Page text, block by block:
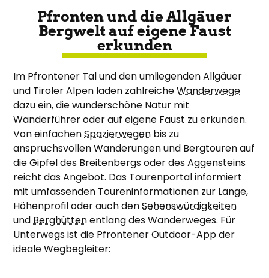
Pfronten und die Allgäuer
Bergwelt auf eigene Faust
erkunden
Im Pfrontener Tal und den umliegenden Allgäuer
und Tiroler Alpen laden zahlreicheWanderwege
dazu ein, die wunderschöne Natur mit
Wanderführer oder auf eigene Faust zu erkunden.
Von einfachenSpazierwegen bis zu
anspruchsvollen Wanderungen und Bergtouren auf
die Gipfel des Breitenbergs oder des Aggensteins
reicht das Angebot. Das Tourenportal informiert
mit umfassenden Toureninformationen zur Länge,
Höhenprofil oder auch denSehenswürdigkeiten
undBerghüttenentlang des Wanderweges. Für
Unterwegs ist die Pfrontener Outdoor-App der
ideale Wegbegleiter: